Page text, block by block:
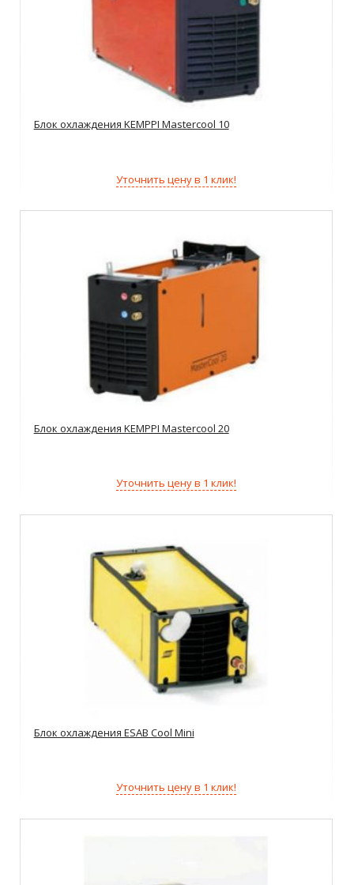
Блок охлаждения KEMPPI Mastercool 10
Уточнить цену в 1 клик!
Блок охлаждения KEMPPI Mastercool 20
Уточнить цену в 1 клик!
Блок охлаждения ESAB Cool Mini
Уточнить цену в 1 клик!